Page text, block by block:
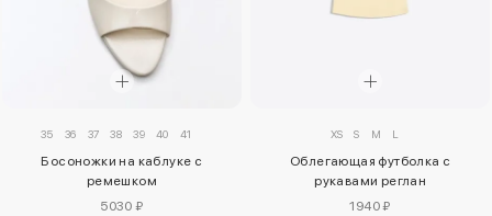
35 36 37 38 39 40 41
Босоножки на каблуке с
ремешком
5030 ₽
XS S M L
Облегающая футболка с
рукавами реглан
1940 ₽